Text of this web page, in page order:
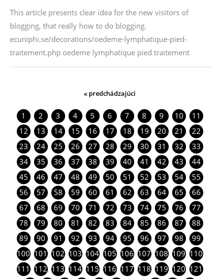
This article presents clear idea for the new visitors of
blogging, that really how to do blogging.
ecuniphi.se/decorations/oedeme-lymphatique-pied-
traitement.php oedeme lymphatique pied traitement
« predchádzajúci
1 2 3 4 5 6 7 8 9 10
11
12
13 14 15 16 17 18 19 20 21
22
23
24 25 26 27 28 29 30 31 32
33
34
35 36 37 38 39 40 41 42 43
44
45
46 47 48 49 50 51 52 53 54
55
56
57 58 59 60 61 62 63 64 65
66
67
68 69 70 71 72 73 74 75 76
77
78
79 80 81 82 83 84 85 86 87
88
89
90 91 92 93 94 95 96 97 98
99
100 101 102 103 104 105 106 107 108 109 110
111 112 113 114 115 116 117 118 119 120 121